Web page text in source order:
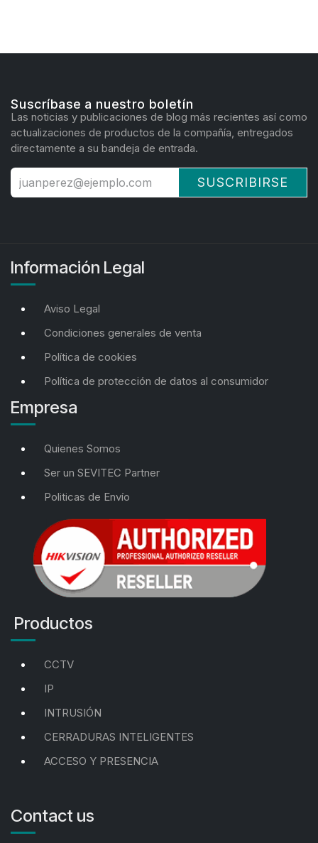
Suscríbase a nuestro boletín
Las noticias y publicaciones de blog más recientes así como
actualizaciones de productos de la compañía, entregados
directamente a su bandeja de entrada.
SUSCRIBIRSE
Información Legal
Aviso Legal
Condiciones generales de venta
Política de cookies
Política de protección de datos al consumidor
Empresa
Quienes Somos
Ser un SEVITEC Partner
Politicas de Envío
Productos
CCTV
IP
INTRUSIÓN
CERRADURAS INTELIGENTES
ACCESO Y PRESENCIA
Contact us